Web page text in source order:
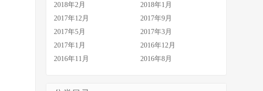
2018年2月
2018年1月
2017年12月
2017年9月
2017年5月
2017年3月
2017年1月
2016年12月
2016年11月
2016年8月